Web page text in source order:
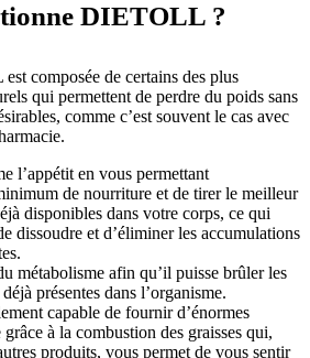
DIETOLL ?
composée de certains des plus
qui permettent de perdre du poids sans
comme c’est souvent le cas avec
l’appétit en vous permettant
de nourriture et de tirer le meilleur
disponibles dans votre corps, ce qui
dissoudre et d’éliminer les accumulations
métabolisme afin qu’il puisse brûler les
présentes dans l’organisme.
capable de fournir d’énormes
grâce à la combustion des graisses qui,
produits, vous permet de vous sentir